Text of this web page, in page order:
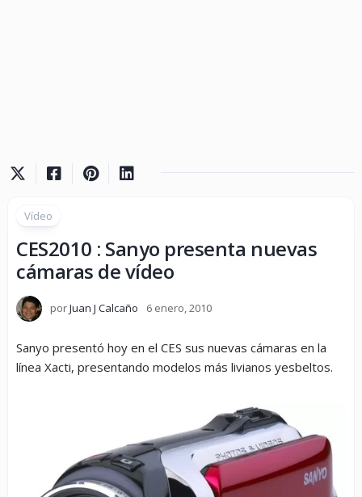
Vídeo
CES2010 : Sanyo presenta nuevas
cámaras de vídeo
porJuan J Calcaño 6 enero, 2010
Sanyo presentó hoy en el CES sus nuevas cámaras en la
línea Xacti, presentando modelos más livianos yesbeltos.